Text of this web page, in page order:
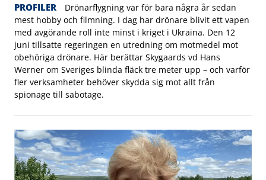
PROFILER
Drönarflygning var för bara några år sedan
mest hobby och filmning. I dag har drönare blivit ett vapen
med avgörande roll inte minst i kriget i Ukraina. Den 12
juni tillsatte regeringen en utredning om motmedel mot
obehöriga drönare. Här berättar Skygaards vd Hans
Werner om Sveriges blinda fläck tre meter upp – och varför
fler verksamheter behöver skydda sig mot allt från
spionage till sabotage.